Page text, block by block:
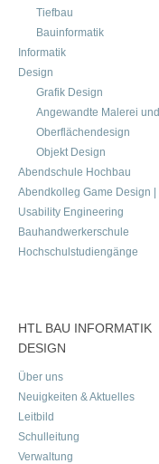
Tiefbau
Bauinformatik
Informatik
Design
Grafik Design
Angewandte Malerei und
Oberflächendesign
Objekt Design
Abendschule Hochbau
Abendkolleg Game Design |
Usability Engineering
Bauhandwerkerschule
Hochschulstudiengänge
HTL BAU INFORMATIK
DESIGN
Über uns
Neuigkeiten & Aktuelles
Leitbild
Schulleitung
Verwaltung